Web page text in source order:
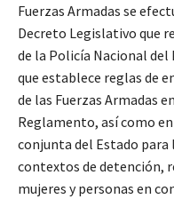
Fuerzas Armadas se
Decreto Legislativo que
de la Policía Nacional
que establece reglas de
de las Fuerzas Armadas
Reglamento, así como
conjunta del Estado para
contextos de detención,
mujeres y personas en